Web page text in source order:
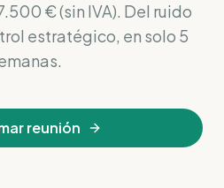
€ (sin IVA). Del ruido
estratégico, en solo 5
reunión